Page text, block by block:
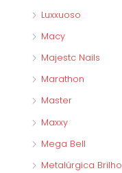
Luxxuoso
Macy
Majestc Nails
Marathon
Master
Maxxy
Mega Bell
Metalúrgica Brilho